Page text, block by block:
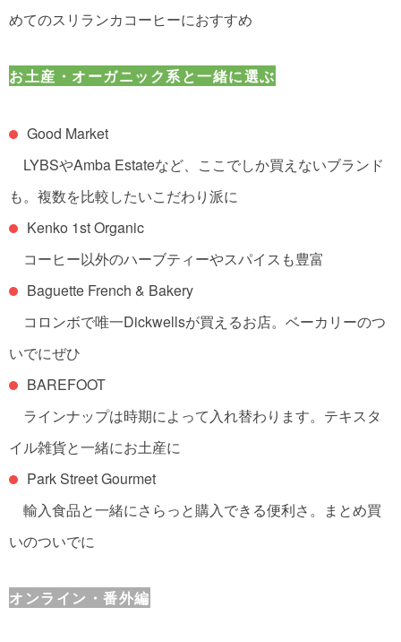
めてのスリランカコーヒーにおすすめ
お土産・オーガニック系と一緒に選ぶ
Good Market
LYBSやAmba Estateなど、ここでしか買えないブランド
も。 複数を比較したいこだわり派に
Kenko 1st Organic
コーヒー以外のハーブティーやスパイスも豊富
Baguette French & Bakery
コロンボで唯一Dickwellsが買えるお店。 ベーカリーのつ
いでにぜひ
BAREFOOT
ラインナップは時期によって入れ替わります。 テキスタ
イル雑貨と一緒にお土産に
Park Street Gourmet
輸入食品と一緒にさらっと購入できる便利さ。
まとめ買
いのついでに
オンライン・番外編